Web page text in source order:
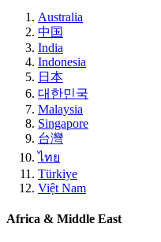
Australia
中国
India
Indonesia
日本
대한민국
Malaysia
Singapore
台灣
ไทย
Türkiye
Việt Nam
Africa & Middle East